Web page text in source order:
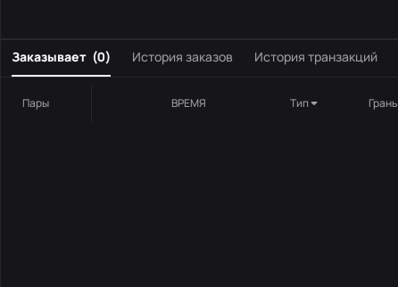
Заказывает (0) История заказов История транзакций
Пары ВРЕМЯ Тип Грань